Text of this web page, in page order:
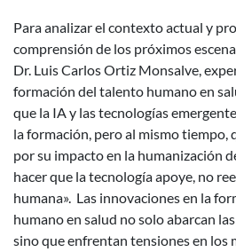
Para analizar el contexto actual y
comprensión de los próximos
Dr. Luis Carlos Ortiz Monsalve,
formación del talento humano en
que la IA y las tecnologías
la formación, pero al mismo tiempo,
por su impacto en la humanización
hacer que la tecnología apoye, no
humana». Las innovaciones en la
humano en salud no solo abarcan
sino que enfrentan tensiones en los